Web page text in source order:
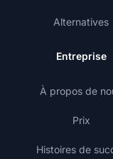
Alternatives
Entreprise
À propos de
Prix
Histoires de